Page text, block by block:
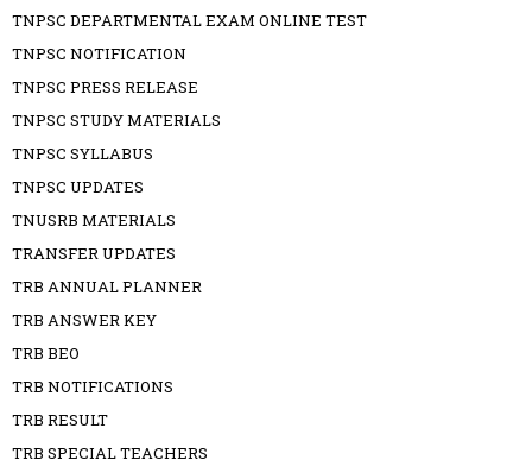
TNPSC DEPARTMENTAL EXAM ONLINE TEST
TNPSC NOTIFICATION
TNPSC PRESS RELEASE
TNPSC STUDY MATERIALS
TNPSC SYLLABUS
TNPSC UPDATES
TNUSRB MATERIALS
TRANSFER UPDATES
TRB ANNUAL PLANNER
TRB ANSWER KEY
TRB BEO
TRB NOTIFICATIONS
TRB RESULT
TRB SPECIAL TEACHERS